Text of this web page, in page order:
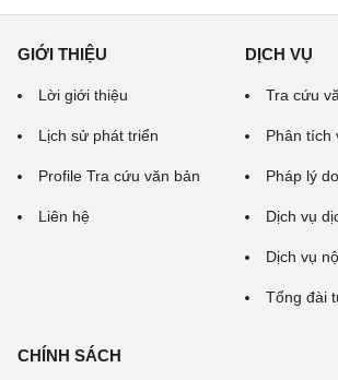
GIỚI THIỆU
Lời giới thiệu
Lịch sử phát triển
Profile Tra cứu văn bản
Liên hệ
DỊCH VỤ
Tra cứu
Phân tích
Pháp lý
Dịch vụ
Dịch vụ
Tổng đài
CHÍNH SÁCH